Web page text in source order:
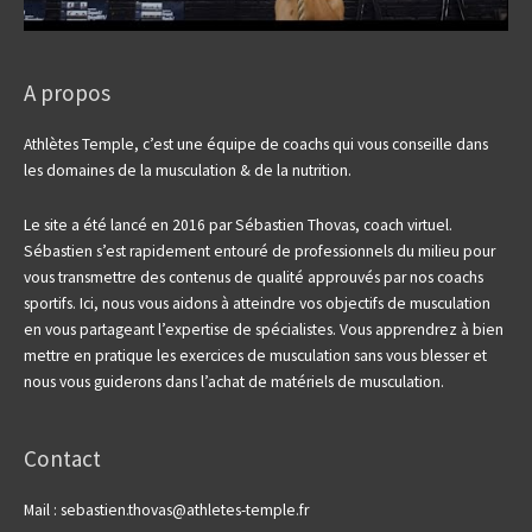
A propos
Athlètes Temple, c’est une équipe de coachs qui vous conseille dans
les domaines de la musculation & de la nutrition.
Le site a été lancé en 2016 par Sébastien Thovas, coach virtuel.
Sébastien s’est rapidement entouré de professionnels du milieu pour
vous transmettre des contenus de qualité approuvés par nos coachs
sportifs. Ici, nous vous aidons à atteindre vos objectifs de musculation
en vous partageant l’expertise de spécialistes. Vous apprendrez à bien
mettre en pratique les exercices de musculation sans vous blesser et
nous vous guiderons dans l’achat de matériels de musculation.
Contact
Mail : sebastien.thovas@athletes-temple.fr